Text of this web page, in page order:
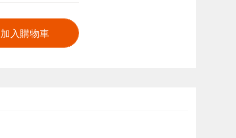
加入購物車